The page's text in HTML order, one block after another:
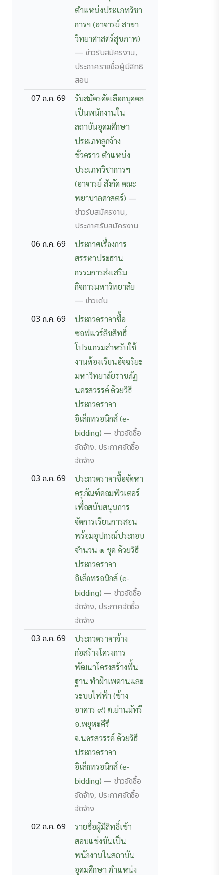
ตำแหน่งประเภทวิชา
การฯ (อาจารย์ สาขา
วิทยาศาสตร์สุขภาพ)
— ข่าวรับสมัครงาน,
ประกาศรายชื่อผู้มีสิทธิ
สอบ
07 ก.ค. 69
รับสมัครคัดเลือกบุคคล
เป็นพนักงานใน
สถาบันอุดมศึกษา
ประเภทลูกจ้าง
ชั่วคราว ตำแหน่ง
ประเภทวิชาการฯ
(อาจารย์ สังกัด คณะ
พยาบาลศาสตร์) —
ข่าวรับสมัครงาน,
ประกาศรับสมัครงาน
06 ก.ค. 69
ประกาศเรื่องการ
สรรหาประธาน
กรรมการส่งเสริม
กิจการมหาวิทยาลัย
— ข่าวเด่น
03 ก.ค. 69
ประกวดราคาซื้อ
ซอฟแวร์ลิขสิทธิ์
โปรแกรมสำหรับใช้
งานห้องเรียนอัจฉริยะ
มหาวิทยาลัยราชภัฏ
นครสวรรค์ ด้วยวิธี
ประกวดราคา
อิเล็กทรอนิกส์ (e-
bidding) — ข่าวจัดซื้อ
จัดจ้าง, ประกาศจัดซื้อ
จัดจ้าง
03 ก.ค. 69
ประกวดราคาซื้อจัดหา
ครุภัณฑ์คอมพิวเตอร์
เพื่อสนับสนุนการ
จัดการเรียนการสอน
พร้อมอุปกรณ์ประกอบ
จำนวน ๑ ชุด ด้วยวิธี
ประกวดราคา
อิเล็กทรอนิกส์ (e-
bidding) — ข่าวจัดซื้อ
จัดจ้าง, ประกาศจัดซื้อ
จัดจ้าง
03 ก.ค. 69
ประกวดราคาจ้าง
ก่อสร้างโครงการ
พัฒนาโครงสร้างพื้น
ฐาน ทำฝ้าเพดานและ
ระบบไฟฟ้า (ข้าง
อาคาร ๙) ต.ย่านมัทรี
อ.พยุหะคีรี
จ.นครสวรรค์ ด้วยวิธี
ประกวดราคา
อิเล็กทรอนิกส์ (e-
bidding) — ข่าวจัดซื้อ
จัดจ้าง, ประกาศจัดซื้อ
จัดจ้าง
02 ก.ค. 69
รายชื่อผู้มีสิทธิ์เข้า
สอบแข่งขันเป็น
พนักงานในสถาบัน
อุดมศึกษา ตำแหน่ง